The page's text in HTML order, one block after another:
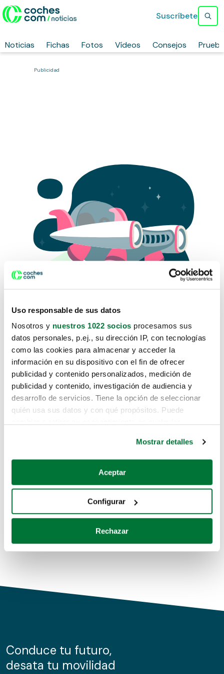
Uso responsable de sus datos
Nosotros y nuestros 1022 socios procesamos sus
datos personales, p.ej., su dirección IP, con tecnologías
como las cookies para almacenar y acceder la
información en su dispositivo con el fin de ofrecer
publicidad y contenido personalizados, medición de
publicidad y contenido, investigación de audiencia y
desarrollo de servicios. Tiene la opción de seleccionar
quién usa sus datos y con qué propósitos. Puede
Si lo permite, también quisiéramos:
Recopilar información sobre su ubicación geográfica
Identificar su dispositivo analizándolo activamente
para buscar características específicas (huellas
Obtenga más información sobre cómo se procesan sus
de cookies.
información sobre el uso que haga del sitio web con
nuestros partners de redes sociales, publicidad y análisis
Mostrar detalles
Aceptar
Configurar
Rechazar
Noticias Fichas Fotos Vídeos Consejos
Suscríbete
Publicidad
Lo sentimos, no sabemos como
te hemos traido hasta aquí.
Pero puedes encontrar el coche que estás
buscando en alguno de estos enlaces:
Coches de segunda mano
Coches de km0
Conduce tu futuro,
desata tu movilidad